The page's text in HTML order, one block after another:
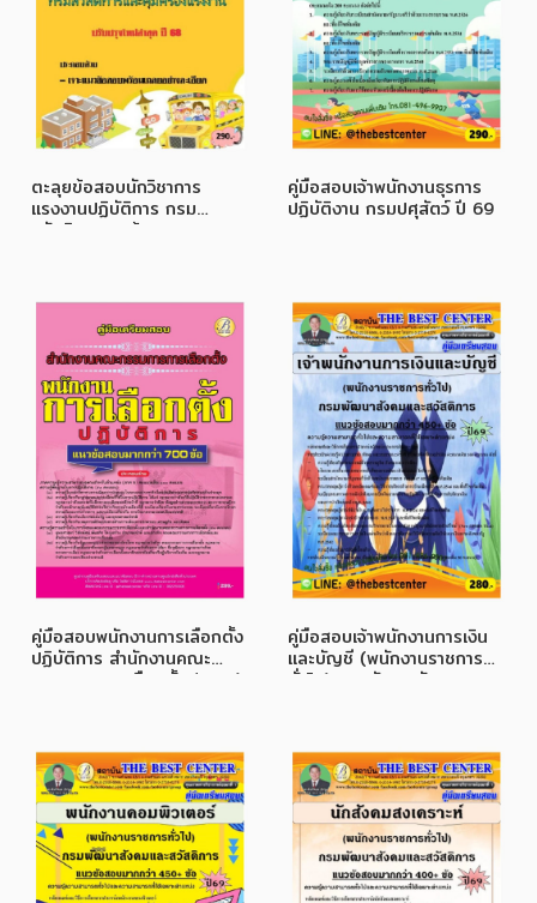
ตะลุยข้อสอบนักวิชาการ
แรงงานปฏิบัติการ กรม
สวัสดิการและคุ้มครองแรงงาน
คู่มือสอบเจ้าพนักงานธุรการ
ปฏิบัติงาน กรมปศุสัตว์ ปี 69
คู่มือสอบพนักงานการเลือกตั้ง
ปฏิบัติการ สำนักงานคณะ
กรรมการการเลือกตั้ง (กกต.)
คู่มือสอบเจ้าพนักงานการเงิน
และบัญชี (พนักงานราชการ
ทั่วไป) กรมพัฒนาสังคมและ